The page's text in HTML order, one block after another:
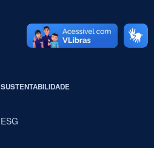
SUSTENTABILIDADE
ESG